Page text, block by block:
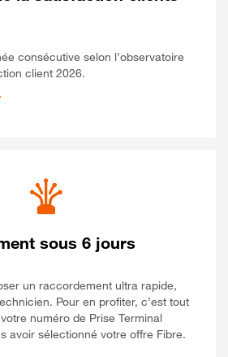
consécutive selon l’observatoire
client 2026.
sous 6 jours
un raccordement ultra rapide,
Pour en profiter, c’est tout
numéro de Prise Terminal
avoir sélectionné votre offre Fibre.